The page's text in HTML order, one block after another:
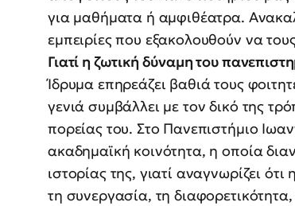
για μαθήματα ή αμφιθέατρα.
εμπειρίες που εξακολουθούν να
Γιατί η ζωτική δύναμη του
Ίδρυμα επηρεάζει βαθιά τους
γενιά συμβάλλει με τον δικό της
πορείας του. Στο Πανεπιστήμιο
ακαδημαϊκή κοινότητα, η οποία
ιστορίας της, γιατί αναγνωρίζει
τη συνεργασία, τη